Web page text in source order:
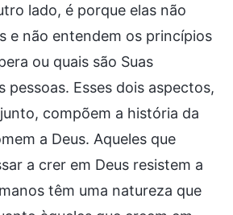
lado, é porque elas não
e não entendem os princípios
ou quais são Suas
pessoas. Esses dois aspectos,
compõem a história da
a Deus. Aqueles que
a crer em Deus resistem a
têm uma natureza que